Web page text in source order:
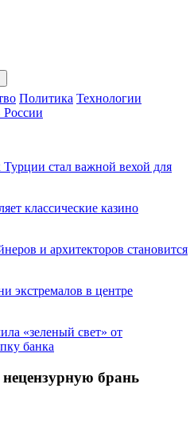
Политика Технологии
стал важной вехой для
классические казино
и архитекторов становится
экстремалов в центре
«зеленый свет» от
банка
брань